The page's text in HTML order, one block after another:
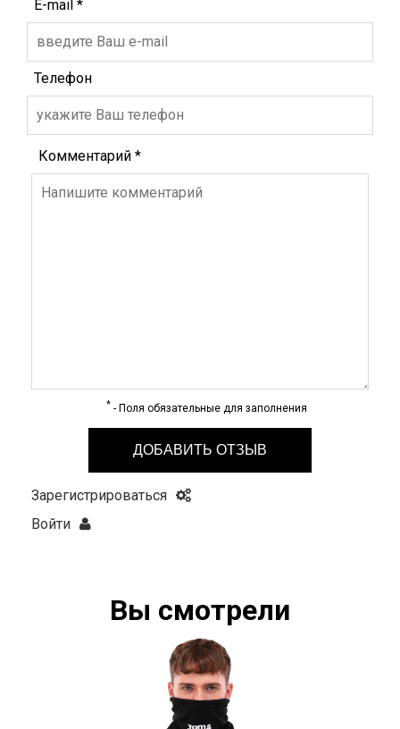
Переваги:
Його можна носити не тільки як класичний
горловик, але й використовувати як маску,
легку шапку або пов'язку, при необхідності
закриваючи нижню частину обличчя від морозу
та вітру.
У складеному вигляді горловик займає мінімум
місця, легко розміщується в кишені або сумці,
тому ви завжди можете взяти його з собою.
Не викликає подразнення на шкірі завдяки
E-mail *
Телефон
Комментарий *
* - Поля обязательные для заполнения
ДОБАВИТЬ ОТЗЫВ
Зарегистрироваться
Войти
Вы смотрели